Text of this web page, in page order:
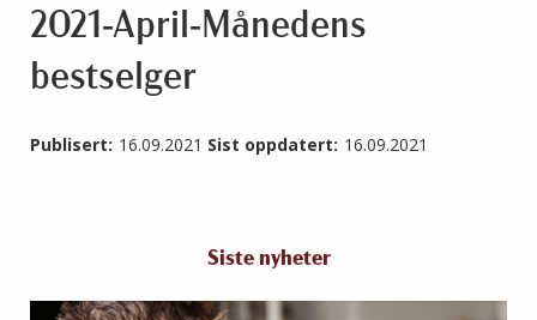
2021-April-Månedens
bestselger
Publisert: 16.09.2021 Sist oppdatert: 16.09.2021
Siste nyheter